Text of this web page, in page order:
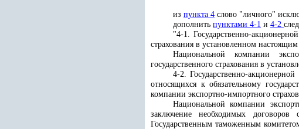
из пункта 4 слово "личного"
дополнить пунктами 4-1 и 4-2
"4-1. Государственно-
страхования в установленном
Национальной компании
государственного страхования в
4-2. Государственно-
относящихся к обязательному
компании экспортно-импортного
Национальной компании
заключение необходимых
Государственным таможенным